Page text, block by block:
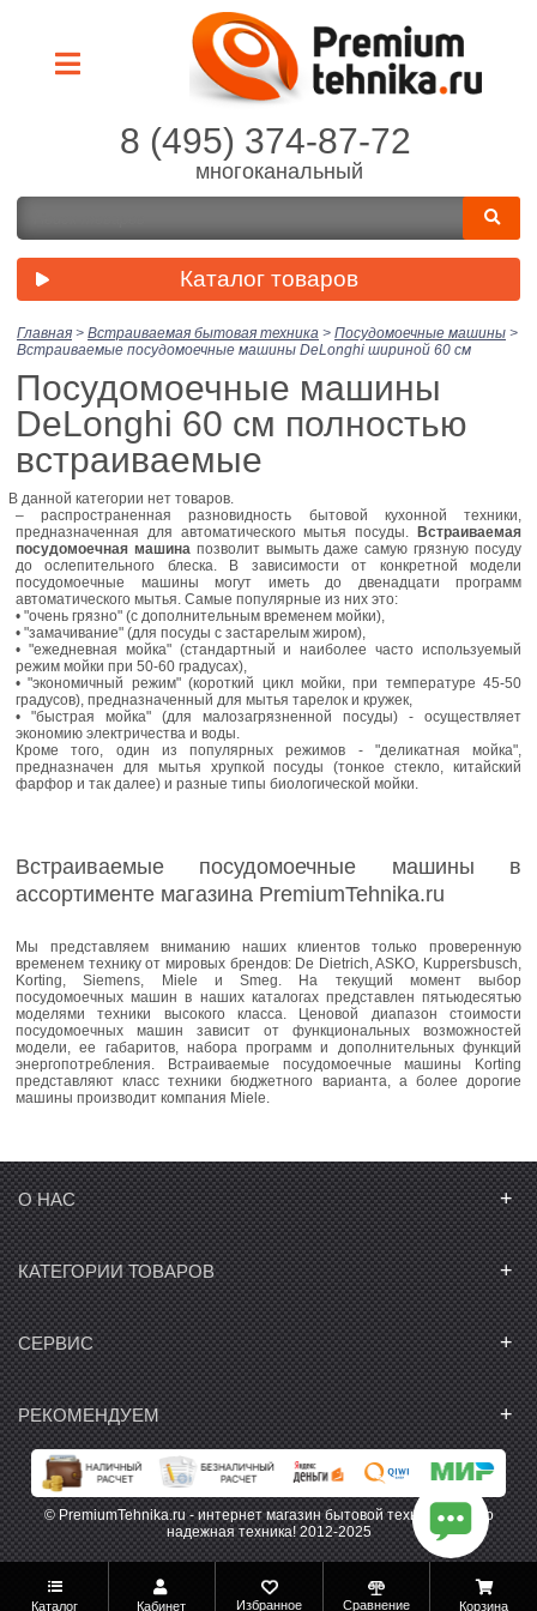
8 (495) 374-87-72
многоканальный
Каталог товаров
Главная > Встраиваемая бытовая техника > Посудомоечные машины >
Встраиваемые посудомоечные машины DeLonghi шириной 60 см
Посудомоечные машины
DeLonghi 60 см полностью
встраиваемые
В данной категории нет товаров.
– распространенная разновидность бытовой кухонной техники,
предназначенная для автоматического мытья посуды. Встраиваемая
посудомоечная машинапозволит вымыть даже самую грязную посуду
до ослепительного блеска. В зависимости от конкретной модели
посудомоечные машины могут иметь до двенадцати программ
автоматического мытья. Самые популярные из них это:
• "очень грязно" (с дополнительным временем мойки),
• "замачивание" (для посуды с застарелым жиром),
• "ежедневная мойка" (стандартный и наиболее часто используемый
режим мойки при 50-60 градусах),
• "экономичный режим" (короткий цикл мойки, при температуре 45-50
градусов), предназначенный для мытья тарелок и кружек,
• "быстрая мойка" (для малозагрязненной посуды) - осуществляет
экономию электричества и воды.
Кроме того, один из популярных режимов - "деликатная мойка",
предназначен для мытья хрупкой посуды (тонкое стекло, китайский
фарфор и так далее) и разные типы биологической мойки.
Встраиваемые посудомоечные машины в
ассортименте магазина PremiumTehnika.ru
Мы представляем вниманию наших клиентов только проверенную
временем технику от мировых брендов: De Dietrich, ASKO, Kuppersbusch,
Korting, Siemens, Miele и Smeg. На текущий момент выбор
посудомоечных машин в наших каталогах представлен пятьюдесятью
моделями техники высокого класса. Ценовой диапазон стоимости
посудомоечных машин зависит от функциональных возможностей
модели, ее габаритов, набора программ и дополнительных функций
энергопотребления. Встраиваемые посудомоечные машины Korting
представляют класс техники бюджетного варианта, а более дорогие
машины производит компания Miele.
Каталог Кабинет Избранное Сравнение Корзина
О НАС +
КАТЕГОРИИ ТОВАРОВ +
СЕРВИС +
РЕКОМЕНДУЕМ +
© PremiumTehnika.ru - интернет магазин бытовой техники. Только
надежная техника! 2012-2025